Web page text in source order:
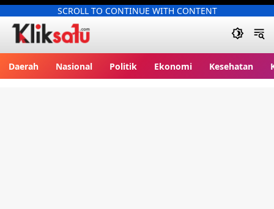
SCROLL TO CONTINUE WITH CONTENT
Daerah Nasional Politik Ekonomi Kesehatan